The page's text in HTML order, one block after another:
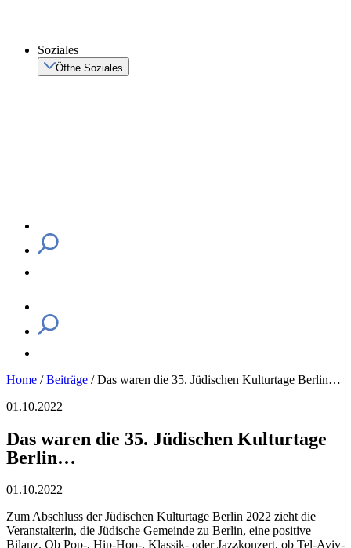
Soziales
Öffne Soziales
Home /Beiträge /Das waren die 35. Jüdischen Kulturtage Berlin…
01.10.2022
Das waren die 35. Jüdischen Kulturtage
Berlin…
01.10.2022
Zum Abschluss der Jüdischen Kulturtage Berlin 2022 zieht die
Veranstalterin, die Jüdische Gemeinde zu Berlin, eine positive
Bilanz. Ob Pop-, Hip-Hop-, Klassik- oder Jazzkonzert, ob Tel-Aviv-